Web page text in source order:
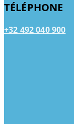
TÉLÉPHONE
+32 492 040 900